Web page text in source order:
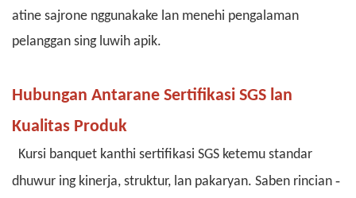
atine sajrone nggunakake lan menehi pengalaman
pelanggan sing luwih apik.
Hubungan Antarane Sertifikasi SGS lan
Kualitas Produk
Kursi banquet kanthi sertifikasi SGS ketemu standar
dhuwur ing kinerja, struktur, lan pakaryan. Saben rincian -